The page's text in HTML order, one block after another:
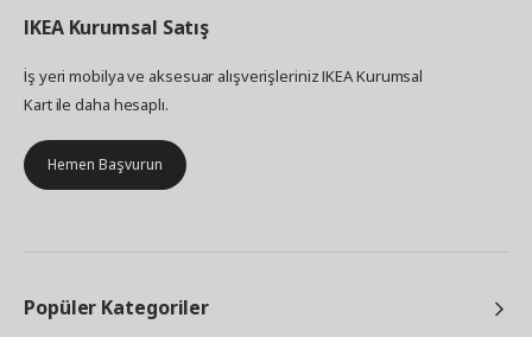
IKEA Kurumsal Satış
İş yeri mobilya ve aksesuar alışverişleriniz IKEA Kurumsal
Kart ile daha hesaplı.
Hemen Başvurun
Popüler Kategoriler